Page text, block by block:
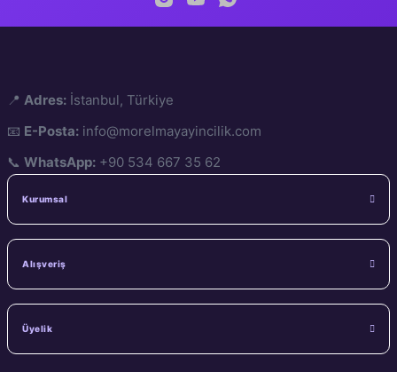
📍 Adres: İstanbul, Türkiye
📧 E-Posta: info@morelmayayincilik.com
📞 WhatsApp: +90 534 667 35 62
Kurumsal
Alışveriş
Üyelik